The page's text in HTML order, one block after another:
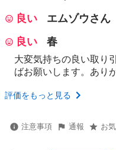
良い
エムゾウさん
良い
春
大変気持ちの良い取り
ばお願いします。あり
評価をもっと見る
注意事項 通報 お